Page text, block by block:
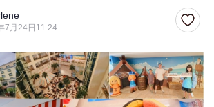
7月24日11:24